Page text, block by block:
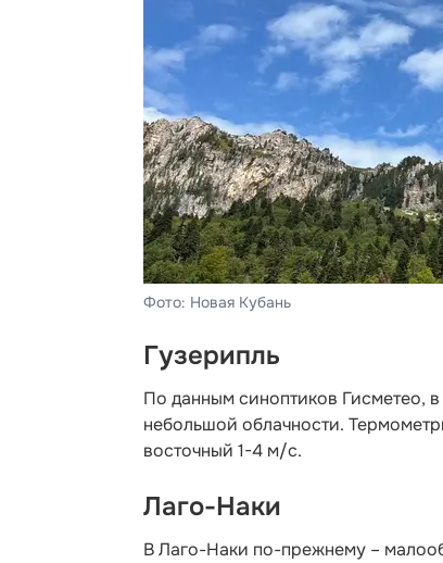
Фото: Новая Кубань
Гузерипль
По данным синоптиков Гисметео,
небольшой облачности.
восточный 1-4 м/с.
Лаго-Наки
В Лаго-Наки по-прежнему –